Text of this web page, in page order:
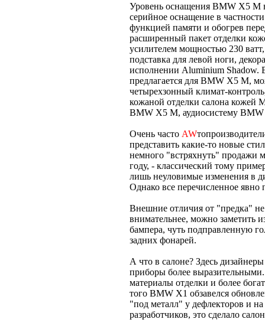
Уровень оснащения BMW X5 M
серийное оснащение в
функцией памяти и обогрев
расширенный пакет отделки
усилителем мощностью 230
подставка для левой ноги,
исполнении Aluminium Shadow.
предлагается для BMW X5 M,
четырехзонный климат-
кожаной отделки салона кожей
BMW X5 M, аудиосистему
Очень часто AW
представить какие-то новые
немного "встряхнуть" продажи
году, - классический тому
лишь неуловимые изменения в
Однако все перечисленное явно
Внешние отличия от "предка" не
внимательнее, можно заметить
бампера, чуть подправленную
задних фонарей.
А что в салоне? Здесь
приборы более
материалы отделки и более
того BMW X1 обзавелся
"под металл" у дефлекторов и
разработчиков, это сделало